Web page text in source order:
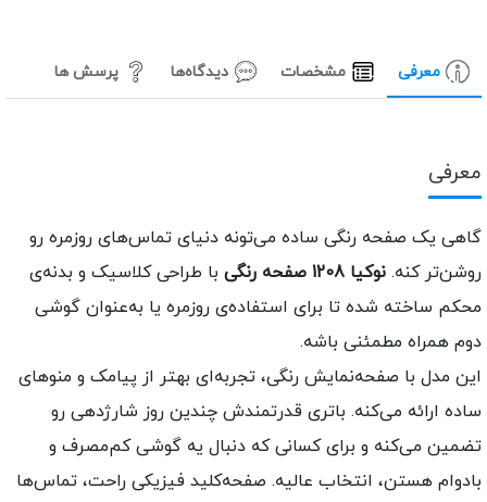
معرفی مشخصات دیدگاه‌ها پرسش ها
یک صفحه رنگی ساده می‌تونه دنیای تماس‌های روزمره رو
کنه.نوکیا 1208 صفحه رنگی
با طراحی کلاسیک و بدنه‌ی
ساخته شده تا برای استفاده‌ی روزمره یا به‌عنوان گوشی
همراه مطمئنی باشه.
مدل با صفحه‌نمایش رنگی، تجربه‌ای بهتر از پیامک و منوهای
ارائه می‌کنه. باتری قدرتمندش چندین روز شارژدهی رو
می‌کنه و برای کسانی که دنبال یه گوشی کم‌مصرف و
هستن، انتخاب عالیه. صفحه‌کلید فیزیکی راحت، تماس‌ها